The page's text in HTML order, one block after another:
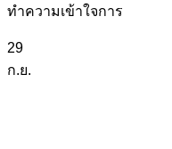
ทำความเข้าใจการ
29
ก.ย.